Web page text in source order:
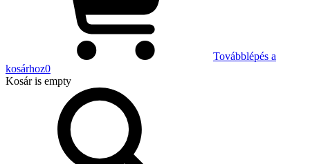
Továbblépés a
kosárhoz0
Kosáris empty